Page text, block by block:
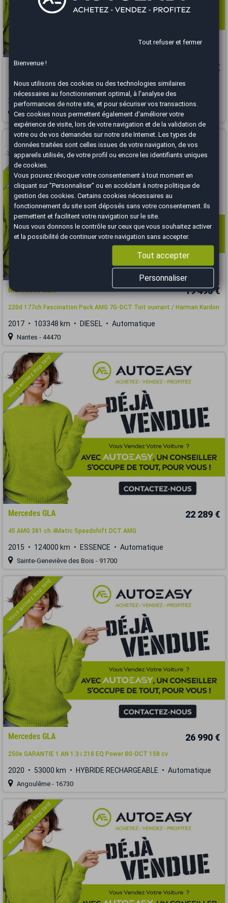
Mercedes GLA 15 990 €
1.6 i 180 122 cv Intuition
2017 99890 km ESSENCE Automatique
Draguignan - 83300
Vous arrivez trop tard
Mercedes GLA 19 490 €
220d 177ch Fascination Pack AMG 7G-DCT Toit ouvrant / Harman Kardon
2017 103348 km DIESEL Automatique
Nantes - 44470
Vous arrivez trop tard
Mercedes GLA 22 289 €
45 AMG 381 ch 4Matic Speedshift DCT AMG
2015 124000 km ESSENCE Automatique
Sainte-Geneviève des Bois - 91700
Vous arrivez trop tard
Mercedes GLA 26 990 €
250e GARANTIE 1 AN 1.3 i 218 EQ Power 8G-DCT 158 cv
2020 53000 km HYBRIDE RECHARGEABLE Automatique
Angoulême - 16730
Vous arrivez trop tard
Tout refuser et fermer
Bienvenue !
Nous utilisons des cookies ou des technologies similaires
nécessaires au fonctionnement optimal, à l'analyse des
performances de notre site, et pour sécuriser vos transactions.
Ces cookies nous permettent également d'améliorer votre
expérience de visite, lors de votre navigation et de la validation de
votre ou de vos demandes sur notre site Internet. Les types de
données traitées sont celles issues de votre navigation, de vos
appareils utilisés, de votre profil ou encore les identifiants uniques
de cookies.
Vous pouvez révoquer votre consentement à tout moment en
cliquant sur "Personnaliser" ou en accédant à notrepolitique de
gestion des cookies . Certains cookies nécessaires au
fonctionnement du site sont déposés sans votre consentement. Ils
permettent et facilitent votre navigation sur le site.
Nous vous donnons le contrôle sur ceux que vous souhaitez activer
et la possibilité de continuer votre navigation sans accepter.
Tout accepter
Personnaliser